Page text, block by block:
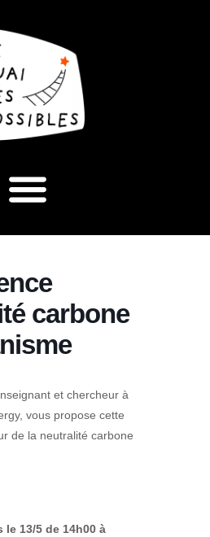
carbone
et chercheur à
vous propose cette
de la neutralité carbone
le 13/5 de 14h00 à